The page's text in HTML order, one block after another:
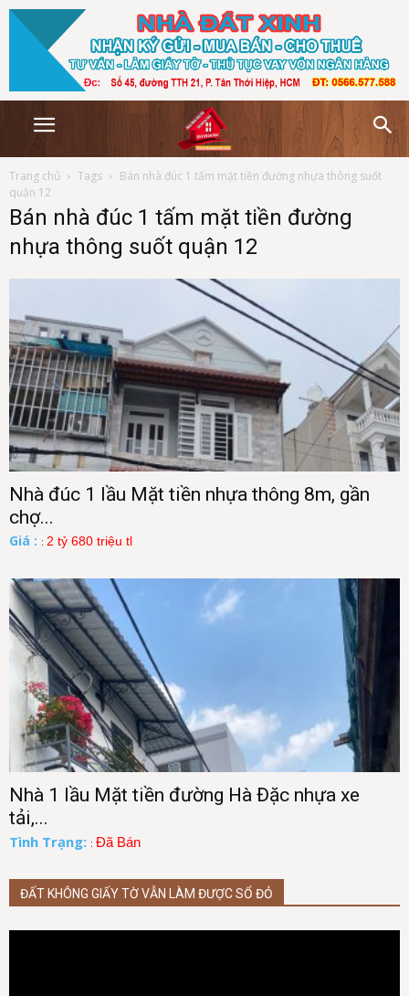
Trang chủ Tags
Bán nhà đúc 1 tấm mặt tiền đường nhựa thông suốt
quận 12
Bán nhà đúc 1 tấm mặt tiền đường
nhựa thông suốt quận 12
Nhà đúc 1 lầu Mặt tiền nhựa thông 8m, gần
chợ...
Giá : : 2 tỷ 680 triệu tl
Nhà 1 lầu Mặt tiền đường Hà Đặc nhựa xe
tải,...
Tình Trạng: : Đã Bán
ĐẤT KHÔNG GIẤY TỜ VẪN LÀM ĐƯỢC SỔ ĐỎ